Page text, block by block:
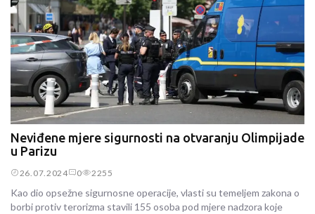
Neviđene mjere sigurnosti na otvaranju Olimpijade
u Parizu
26.07.2024 0 2255
Kao dio opsežne sigurnosne operacije, vlasti su temeljem zakona o
borbi protiv terorizma stavili 155 osoba pod mjere nadzora koje